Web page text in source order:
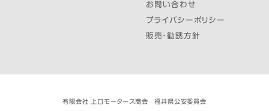
お問い合わせ
プライバシーポリシー
販売・勧誘方針
有限会社 上口モータース商会 福井県公安委員会